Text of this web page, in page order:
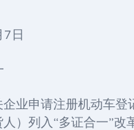
7日
业申请注册机动车登
）列入“多证合一”改